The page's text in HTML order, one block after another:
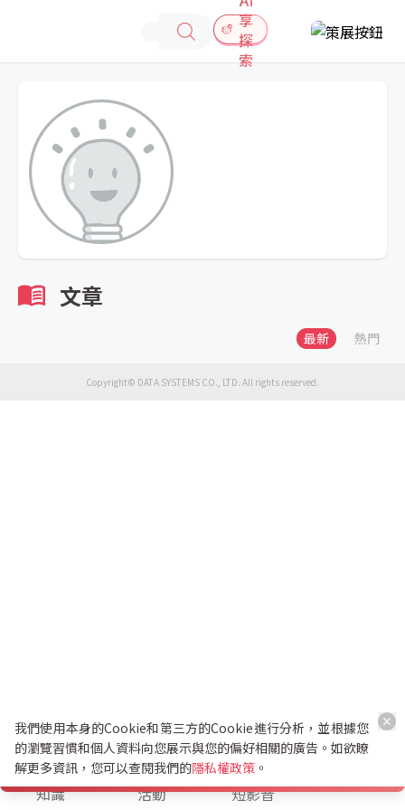
享
探
索
文章
最新 熱門
Copyright© DATA SYSTEMS CO., LTD. All rights reserved.
知識 活動 短影音
K幣兌換
我們使用本身的Cookie和第三方的Cookie進行分析，並根據您
的瀏覽習慣和個人資料向您展示與您的偏好相關的廣告。如欲瞭
解更多資訊，您可以查閱我們的隱私權政策 。